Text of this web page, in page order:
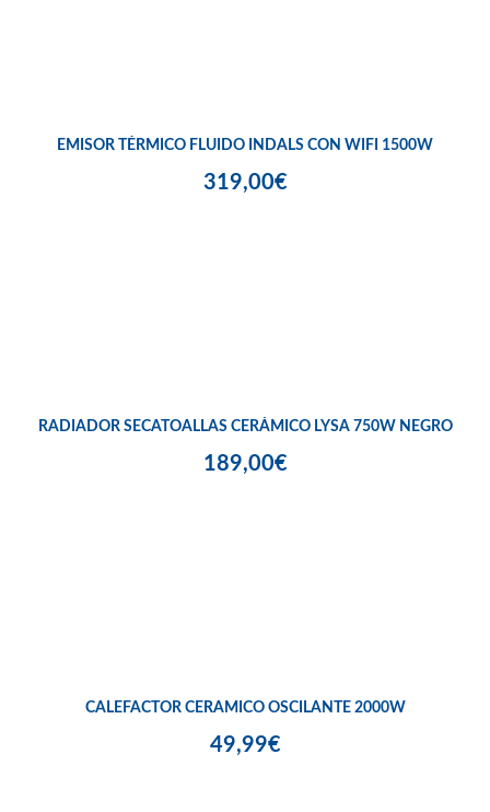
EMISOR TÉRMICO FLUIDO INDALS CON WIFI 1500W
319,00€
RADIADOR SECATOALLAS CERÁMICO LYSA 750W NEGRO
189,00€
CALEFACTOR CERAMICO OSCILANTE 2000W
49,99€